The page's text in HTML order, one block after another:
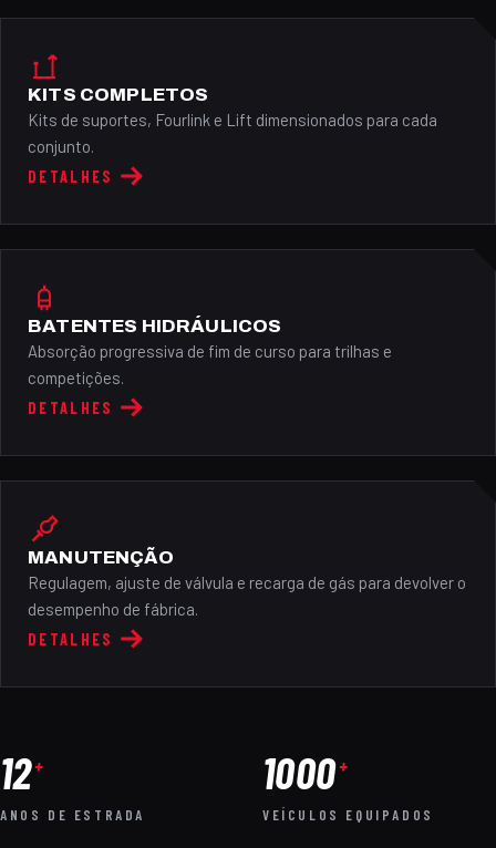
KITS COMPLETOS
Kits de suportes, Fourlink e Lift dimensionados para cada
conjunto.
DETALHES
BATENTES HIDRÁULICOS
Absorção progressiva de fim de curso para trilhas e
competições.
DETALHES
MANUTENÇÃO
Regulagem, ajuste de válvula e recarga de gás para devolver o
desempenho de fábrica.
DETALHES
12+
ANOS DE ESTRADA
1000+
VEÍCULOS EQUIPADOS